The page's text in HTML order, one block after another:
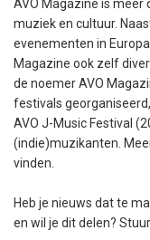
AVO Magazine is meer
muziek en cultuur.
evenementen in
Magazine ook zelf
de noemer AVO
festivals
AVO J-Music Festival
(indie)muzikanten.
vinden.
Heb je nieuws dat te
en wil je dit delen?